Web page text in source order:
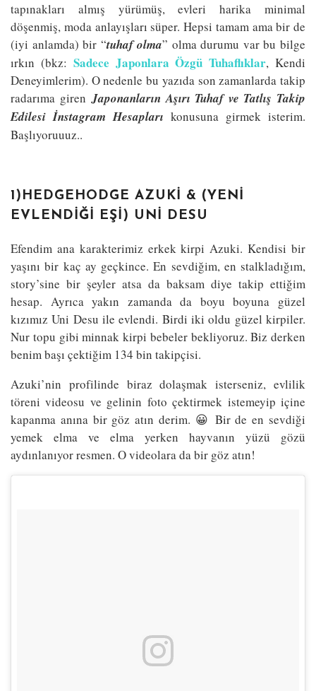
tapınakları almış yürümüş, evleri harika minimal
döşenmiş, moda anlayışları süper. Hepsi tamam ama bir de
(iyi anlamda) bir “tuhaf olma” olma durumu var bu bilge
ırkın (bkz: Sadece Japonlara Özgü Tuhaflıklar, Kendi
Deneyimlerim). O nedenle bu yazıda son zamanlarda takip
radarıma girenJaponanların Aşırı Tuhaf ve Tatlış Takip
Edilesi İnstagram Hesapları konusuna girmek isterim.
Başlıyoruuuz..
1)HEDGEHODGE AZUKI & (YENI
EVLENDIĞI EŞI) UNI DESU
Efendim ana karakterimiz erkek kirpi Azuki. Kendisi bir
yaşını bir kaç ay geçkince. En sevdiğim, en stalkladığım,
story’sine bir şeyler atsa da baksam diye takip ettiğim
hesap. Ayrıca yakın zamanda da boyu boyuna güzel
kızımız Uni Desu ile evlendi. Birdi iki oldu güzel kirpiler.
Nur topu gibi minnak kirpi bebeler bekliyoruz. Biz derken
benim başı çektiğim 134 bin takipçisi.
Azuki’nin profilinde biraz dolaşmak isterseniz, evlilik
töreni videosu ve gelinin foto çektirmek istemeyip içine
kapanma anına bir göz atın derim. 😀 Bir de en sevdiği
yemek elma ve elma yerken hayvanın yüzü gözü
aydınlanıyor resmen. O videolara da bir göz atın!